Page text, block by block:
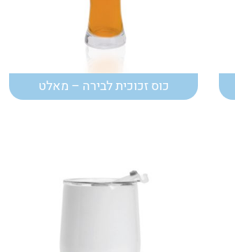
כוס זכוכית לבירה – מאלט